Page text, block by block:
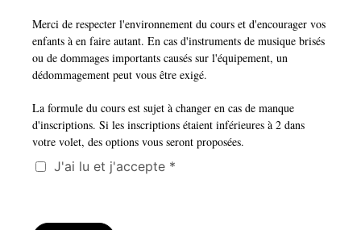
Merci de respecter l'environnement du cours et d'encourager vos
enfants à en faire autant. En cas d'instruments de musique brisés
ou de dommages importants causés sur l'équipement, un
dédommagement peut vous être exigé.
La formule du cours est sujet à changer en cas de manque
d'inscriptions. Si les inscriptions étaient inférieures à 2 dans
votre volet, des options vous seront proposées.
J'ai lu et j'accepte *